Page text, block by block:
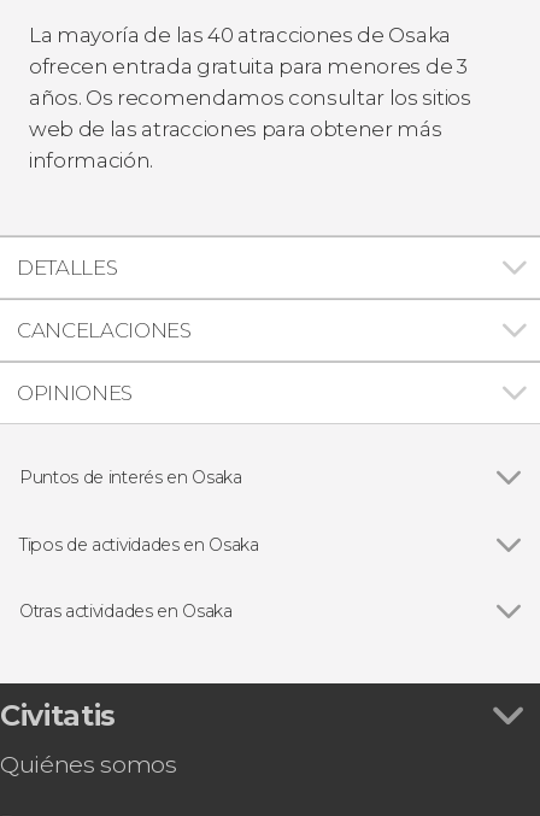
La mayoría de las 40 atracciones de Osaka
ofrecen entrada gratuita para menores de 3
años. Os recomendamos consultar los sitios
web de las atracciones para obtener más
información.
DETALLES
CANCELACIONES
OPINIONES
Puntos de interés en Osaka
Tipos de actividades en Osaka
Free Tour
Tarjetas de transporte
Otras actividades en Osaka
Entrada a Universal Studios Japan
Entrada al mirador del Umeda Sky Building
Haruka Express, tren entre el Aeropuerto de
Civitatis
Quiénes somos